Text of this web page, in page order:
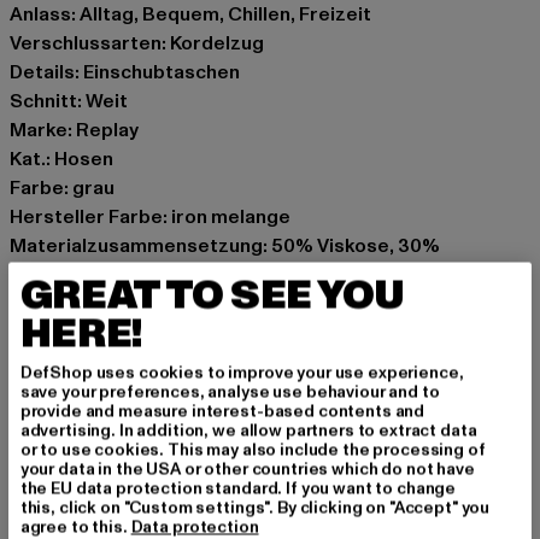
Anlass: Alltag, Bequem, Chillen, Freizeit
Verschlussarten: Kordelzug
Details: Einschubtaschen
Schnitt: Weit
Marke: Replay
Kat.: Hosen
Farbe: grau
Hersteller Farbe: iron melange
Materialzusammensetzung: 50% Viskose, 30%
Polyester, 20% Polyamid
Art.Nr: DK0095-24081
Hersteller: United People GmbH |
commerciale@replayjeans.com
VIA MARCOA 1 | 31011 Asolo | IT
GRÖSSE & PASSFORM
GREAT TO SEE YOU
HERE!
DefShop uses cookies to improve your use experience,
save your preferences, analyse use behaviour and to
provide and measure interest-based contents and
advertising. In addition, we allow partners to extract data
or to use cookies. This may also include the processing of
your data in the USA or other countries which do not have
the EU data protection standard. If you want to change
this, click on "Custom settings". By clicking on "Accept" you
agree to this. Data protection